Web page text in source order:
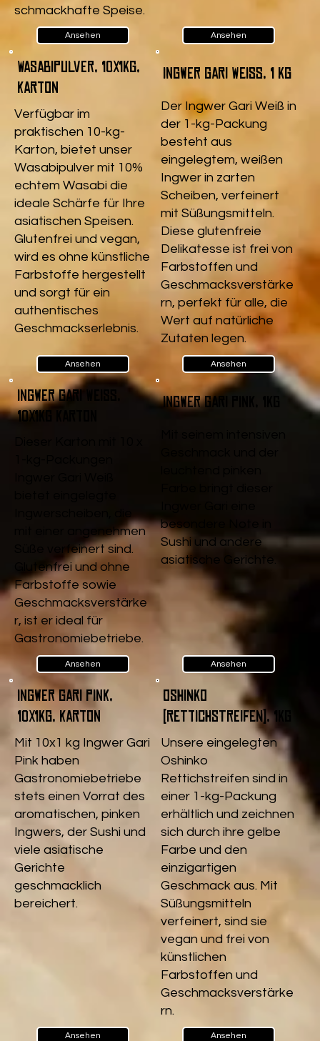
schmackhafte Speise.
Ansehen Ansehen
Wasabipulver, 10x1kg,
Karton
Verfügbar im
praktischen 10-kg-
Karton, bietet unser
Wasabipulver mit 10%
echtem Wasabi die
ideale Schärfe für Ihre
asiatischen Speisen.
Glutenfrei und vegan,
wird es ohne künstliche
Farbstoffe hergestellt
und sorgt für ein
authentisches
Geschmackserlebnis.
Ansehen
Ingwer Gari Weiß, 1 kg
Der Ingwer Gari Weiß in
der 1-kg-Packung
besteht aus
eingelegtem, weißen
Ingwer in zarten
Scheiben, verfeinert
mit Süßungsmitteln.
Diese glutenfreie
Delikatesse ist frei von
Farbstoffen und
Geschmacksverstärke
rn, perfekt für alle, die
Wert auf natürliche
Zutaten legen.
Ansehen
Ingwer Gari Weiß,
10x1kg Karton
Ingwerscheiben, die
mit einer angenehmen
Süße verfeinert sind.
Glutenfrei und ohne
Farbstoffe sowie
Geschmacksverstärke
r, ist er ideal für
Gastronomiebetriebe.
Ansehen
Ingwer Gari pink, 1kg
besondere Note in
Sushi und andere
asiatische Gerichte.
Ansehen
Ingwer Gari pink,
10x1kg, Karton
Mit 10x1 kg Ingwer Gari
Pink haben
Gastronomiebetriebe
stets einen Vorrat des
aromatischen, pinken
Ingwers, der Sushi und
viele asiatische
Gerichte
geschmacklich
bereichert.
Ansehen
Oshinko
(Rettichstreifen), 1kg
Unsere eingelegten
Oshinko
Rettichstreifen sind in
einer 1-kg-Packung
erhältlich und zeichnen
sich durch ihre gelbe
Farbe und den
einzigartigen
Geschmack aus. Mit
Süßungsmitteln
verfeinert, sind sie
vegan und frei von
künstlichen
Farbstoffen und
Geschmacksverstärke
rn.
Ansehen